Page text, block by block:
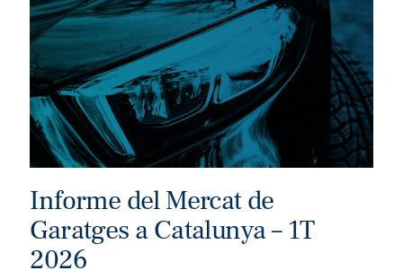
Informe del Mercat de
Garatges a Catalunya – 1T
2026